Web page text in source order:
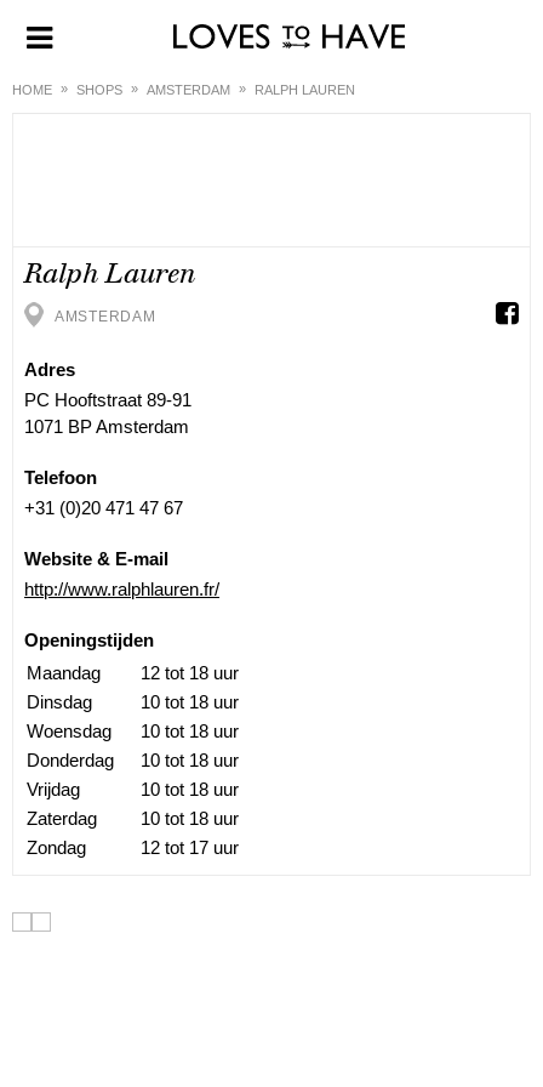
HOME SHOPS AMSTERDAM RALPH LAUREN
Ralph Lauren
AMSTERDAM
Adres
PC Hooftstraat 89-91
1071 BP Amsterdam
Telefoon
+31 (0)20 471 47 67
Website & E-mail
http://www.ralphlauren.fr/
Openingstijden
Maandag
12 tot 18 uur
Dinsdag
10 tot 18 uur
Woensdag
10 tot 18 uur
Donderdag
10 tot 18 uur
Vrijdag
10 tot 18 uur
Zaterdag
10 tot 18 uur
Zondag
12 tot 17 uur